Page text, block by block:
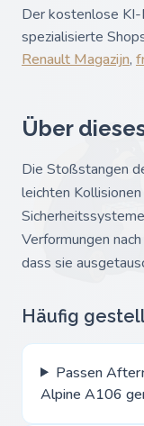
Der kostenlose
spezialisierte
Renault Magazijn,
Über
Die Stoßstangen
leichten
Verformungen
dass sie
Häufig
Passen
Alpine A106